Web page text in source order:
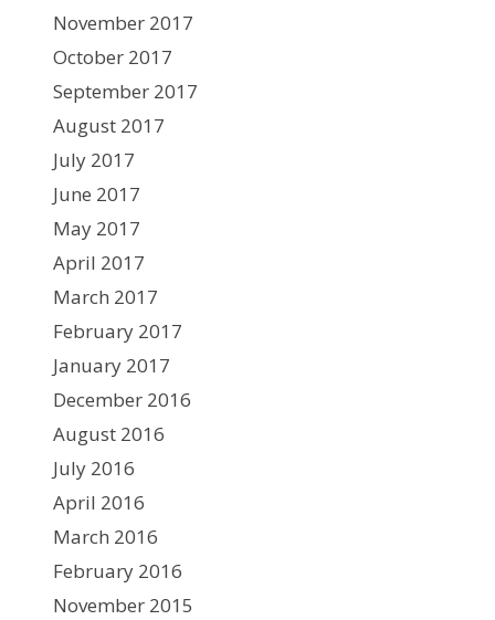
November 2017
October 2017
September 2017
August 2017
July 2017
June 2017
May 2017
April 2017
March 2017
February 2017
January 2017
December 2016
August 2016
July 2016
April 2016
March 2016
February 2016
November 2015